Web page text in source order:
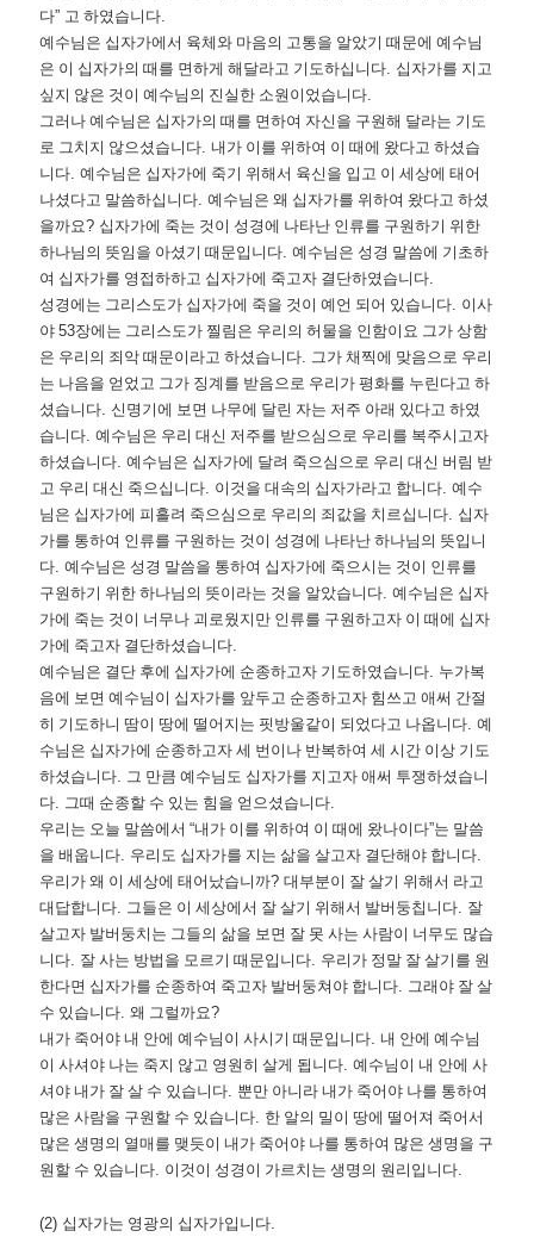
다” 고 하였습니다.
예수님은 십자가에서 육체와 마음의 고통을 알았기 때문에 예수님
은 이 십자가의 때를 면하게 해달라고 기도하십니다. 십자가를 지고
싶지 않은 것이 예수님의 진실한 소원이었습니다.
그러나 예수님은 십자가의 때를 면하여 자신을 구원해 달라는 기도
로 그치지 않으셨습니다.내가 이를 위하여 이 때에 왔다고 하셨습
니다.예수님은 십자가에 죽기 위해서 육신을 입고 이 세상에 태어
나셨다고 말씀하십니다.예수님은 왜 십자가를 위하여 왔다고 하셨
을까요? 십자가에 죽는 것이 성경에 나타난 인류를 구원하기 위한
하나님의 뜻임을 아셨기 때문입니다.예수님은 성경 말씀에 기초하
여 십자가를 영접하하고 십자가에 죽고자 결단하였습니다.
성경에는 그리스도가 십자가에 죽을 것이 예언 되어 있습니다. 이사
야53장에는 그리스도가 찔림은 우리의 허물을 인함이요 그가 상함
은 우리의 죄악 때문이라고 하셨습니다. 그가 채찍에 맞음으로 우리
는 나음을 얻었고 그가 징계를 받음으로 우리가 평화를 누린다고 하
셨습니다. 신명기에 보면 나무에 달린 자는 저주 아래 있다고 하였
습니다.예수님은 우리 대신 저주를 받으심으로 우리를 복주시고자
하셨습니다.예수님은 십자가에 달려 죽으심으로 우리 대신 버림 받
고 우리 대신 죽으십니다. 이것을 대속의 십자가라고 합니다.예수
님은 십자가에 피흘려 죽으심으로 우리의 죄값을 치르십니다. 십자
가를 통하여 인류를 구원하는 것이 성경에 나타난 하나님의 뜻입니
다.예수님은 성경 말씀을 통하여 십자가에 죽으시는 것이 인류를
구원하기 위한 하나님의 뜻이라는 것을 알았습니다.예수님은 십자
가에 죽는 것이 너무나 괴로웠지만 인류를 구원하고자 이 때에 십자
가에 죽고자 결단하셨습니다.
예수님은 결단 후에 십자가에 순종하고자 기도하였습니다. 누가복
음에 보면 예수님이 십자가를 앞두고 순종하고자 힘쓰고 애써 간절
히 기도하니 땀이 땅에 떨어지는 핏방울같이 되었다고 나옵니다.예
수님은 십자가에 순종하고자 세 번이나 반복하여 세 시간 이상 기도
하셨습니다. 그 만큼 예수님도 십자가를 지고자 애써 투쟁하셨습니
다. 그때 순종할 수 있는 힘을 얻으셨습니다.
우리는 오늘 말씀에서“내가 이를 위하여 이 때에 왔나이다”는 말씀
을 배웁니다. 우리도 십자가를 지는 삶을 살고자 결단해야 합니다.
우리가 왜 이 세상에 태어났습니까?대부분이 잘 살기 위해서 라고
대답합니다. 그들은 이 세상에서 잘 살기 위해서 발버둥칩니다. 잘
살고자 발버둥치는 그들의 삶을 보면 잘 못 사는 사람이 너무도 많습
니다. 잘 사는 방법을 모르기 때문입니다. 우리가 정말 잘 살기를 원
한다면 십자가를 순종하여 죽고자 발버둥쳐야 합니다. 그래야 잘 살
수 있습니다.왜 그럴까요?
내가 죽어야 내 안에 예수님이 사시기 때문입니다.내 안에 예수님
이 사셔야 나는 죽지 않고 영원히 살게 됩니다.예수님이 내 안에 사
셔야 내가 잘 살 수 있습니다. 뿐만 아니라 내가 죽어야 나를 통하여
많은 사람을 구원할 수 있습니다. 한 알의 밀이 땅에 떨어져 죽어서
많은 생명의 열매를 맺듯이 내가 죽어야 나를 통하여 많은 생명을 구
원할 수 있습니다. 이것이 성경이 가르치는 생명의 원리입니다.
(2) 십자가는 영광의 십자가입니다.